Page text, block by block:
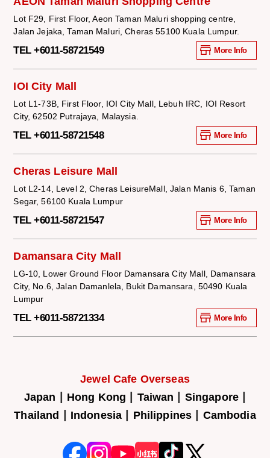
Lot F29, First Floor, Aeon Taman Maluri shopping centre,
Jalan Jejaka, Taman Maluri, Cheras 55100 Kuala Lumpur.
TEL +6011-58721549 More Info
IOI City Mall
Lot L1-73B, First Floor, IOI City Mall, Lebuh IRC, IOI Resort
City, 62502 Putrajaya, Malaysia.
TEL +6011-58721548 More Info
Cheras Leisure Mall
Lot L2-14, Level 2, Cheras LeisureMall, Jalan Manis 6, Taman
Segar, 56100 Kuala Lumpur
TEL +6011-58721547 More Info
Damansara City Mall
LG-10, Lower Ground Floor Damansara City Mall, Damansara
City, No.6, Jalan Damanlela, Bukit Damansara, 50490 Kuala
Lumpur
TEL +6011-58721334 More Info
Jewel Cafe Overseas
Japan
Hong Kong Taiwan Singapore
Thailand Indonesia Philippines Cambodia